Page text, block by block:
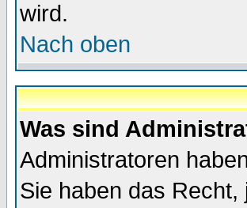
wird.
Nach oben
Was sind
Administratoren
Sie haben das